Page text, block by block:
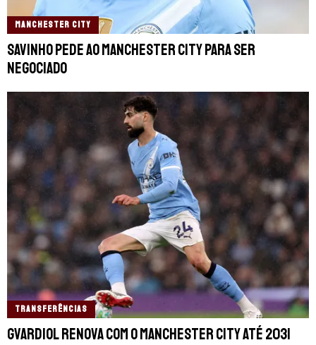
MANCHESTER CITY
Savinho pede ao Manchester City para ser
negociado
TRANSFERÊNCIAS
Gvardiol renova com o Manchester City até 2031